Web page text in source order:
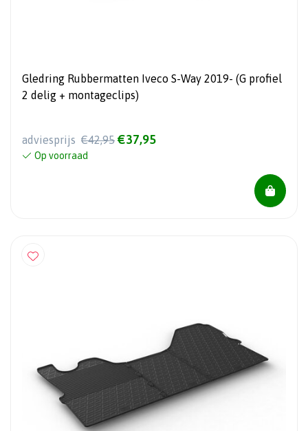
Gledring Rubbermatten Iveco S-Way 2019- (G profiel
2 delig + montageclips)
adviesprijs €42,95 €37,95
Op voorraad